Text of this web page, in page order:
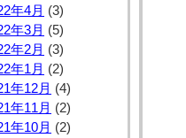
年4月 (3)
年3月 (5)
年2月 (3)
年1月 (2)
年12月 (4)
年11月 (2)
年10月 (2)